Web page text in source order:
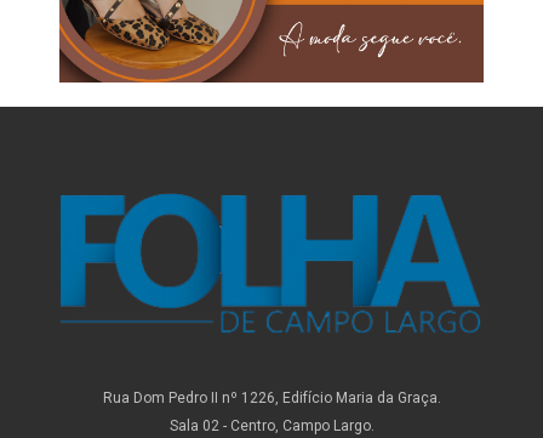
Rua Dom Pedro II nº 1226, Edifício Maria da Graça.
Sala 02 - Centro, Campo Largo.